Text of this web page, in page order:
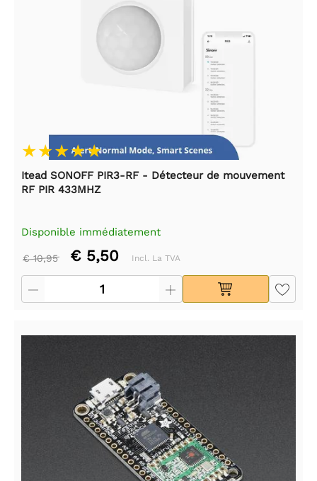
Itead SONOFF PIR3-RF - Détecteur de mouvement
RF PIR 433MHZ
Disponible immédiatement
€ 10,95 € 5,50 Incl. La TVA